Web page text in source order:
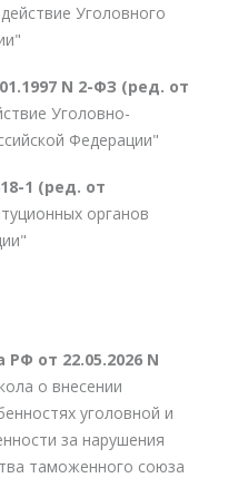
Уголовного
N 2-ФЗ (ред. от
Уголовно-
Федерации"
1 (ред. от
органов
от 22.05.2026 N
о внесении
уголовной и
за нарушения
таможенного союза